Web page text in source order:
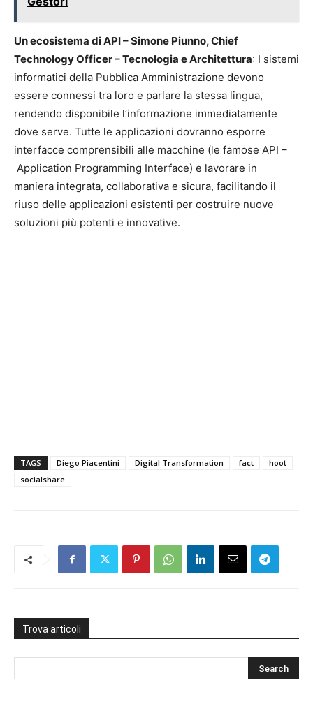
Un ecosistema di API – Simone Piunno, Chief
Technology Officer – Tecnologia e Architettura: I sistemi
informatici della Pubblica Amministrazione devono
essere connessi tra loro e parlare la stessa lingua,
rendendo disponibile l’informazione immediatamente
dove serve. Tutte le applicazioni dovranno esporre
interfacce comprensibili alle macchine (le famose API –
Application Programming Interface) e lavorare in
maniera integrata, collaborativa e sicura, facilitando il
riuso delle applicazioni esistenti per costruire nuove
soluzioni più potenti e innovative.
TAGS Diego Piacentini Digital Transformation fact
hoot
socialshare
Trova articoli